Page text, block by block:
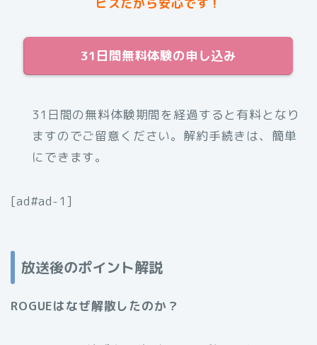
ビスだから安心です！
31日間無料体験の申し込み
31日間の無料体験期間を経過すると有料となり
ますのでご留意ください。解約手続きは、簡単
にできます。
[ad#ad-1]
放送後のポイント解説
ROGUEはなぜ解散したのか？